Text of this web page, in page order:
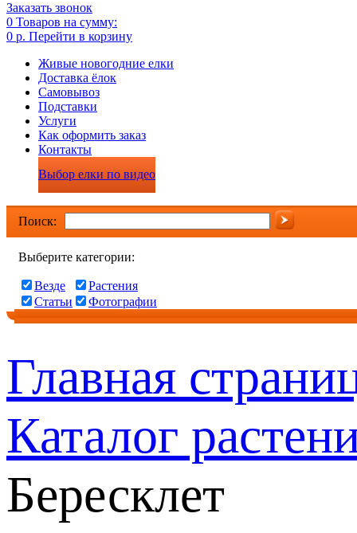
Заказать звонок
0 Товаров на сумму:
0 р. Перейти в корзину
Живые новогодние елки
Доставка ёлок
Самовывоз
Подставки
Услуги
Как оформить заказ
Контакты
Выбор елки по видео
Поиск:
Выберите категории:
Везде
Растения
Статьи
Фотографии
Главная
Каталог
Бересклет